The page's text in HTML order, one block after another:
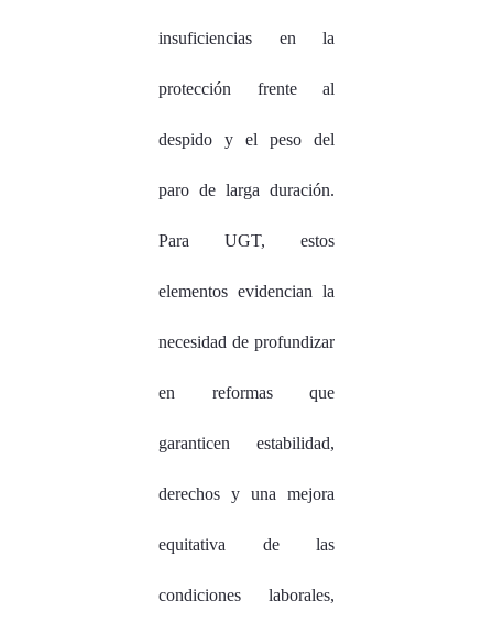
insuficiencias en la
protección frente al
despido y el peso del
paro de larga duración.
Para UGT, estos
elementos evidencian la
necesidad de profundizar
en reformas que
garanticen estabilidad,
derechos y una mejora
equitativa de las
condiciones laborales,